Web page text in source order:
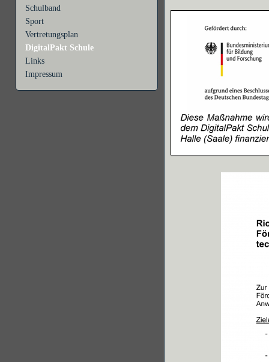
Schulband
Sport
Vertretungsplan
DigitalPakt Schule
Links
Impressum